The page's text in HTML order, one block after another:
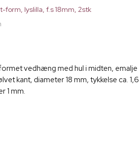
form, lyslilla, f.s 18mm, 2stk
vedhæng med hul i midten, emalje
kant, diameter 18 mm, tykkelse ca. 1,6
1 mm.